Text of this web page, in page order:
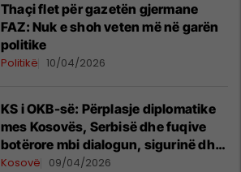
Thaçi flet për gazetën gjermane
FAZ: Nuk e shoh veten më në garën
politike
Politikë 10/04/2026
KS i OKB-së: Përplasje diplomatike
mes Kosovës, Serbisë dhe fuqive
botërore mbi dialogun, sigurinë dhe
UNMIK-un
Kosovë 09/04/2026